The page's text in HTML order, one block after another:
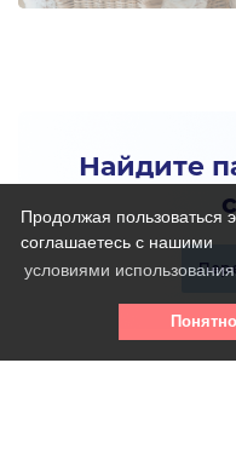
Продолжая пользоваться
соглашаетесь с нашими
условиями
Понятно
Найдите